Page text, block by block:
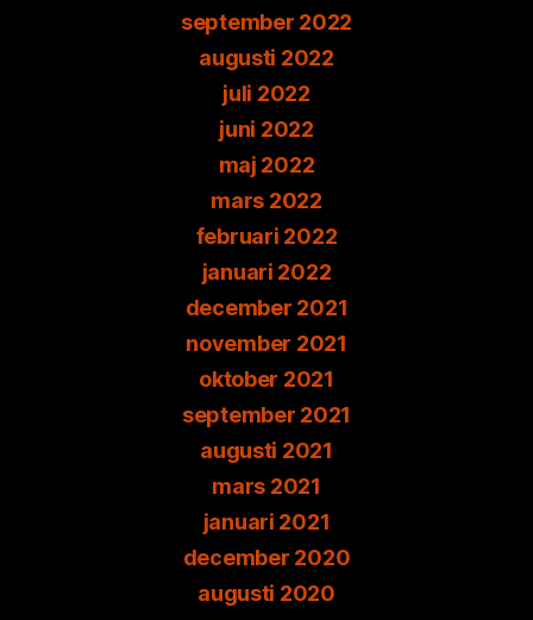
september 2022
augusti 2022
juli 2022
juni 2022
maj 2022
mars 2022
februari 2022
januari 2022
december 2021
november 2021
oktober 2021
september 2021
augusti 2021
mars 2021
januari 2021
december 2020
augusti 2020